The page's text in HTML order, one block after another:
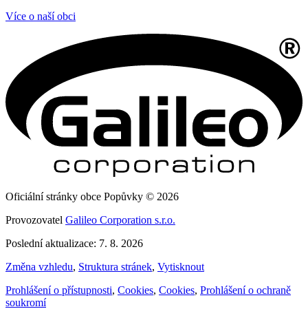
Více o naší obci
Oficiální stránky obce Popůvky © 2026
Provozovatel Galileo Corporation s.r.o.
Poslední aktualizace: 7. 8. 2026
Změna vzhledu, Struktura stránek, Vytisknout
Prohlášení o přístupnosti, Cookies, Cookies, Prohlášení o ochraně
soukromí